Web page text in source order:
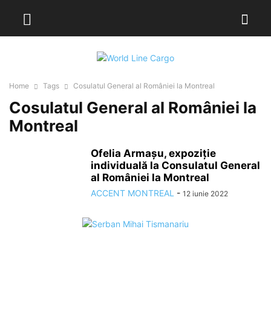
Home Tags Cosulatul General al României la Montreal
Cosulatul General al României la
Montreal
Ofelia Armașu, expoziție
individuală la Consulatul General
al României la Montreal
ACCENT MONTREAL - 12 iunie 2022